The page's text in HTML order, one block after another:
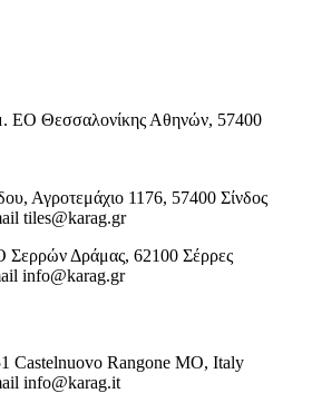
ΕΟ Θεσσαλονίκης Αθηνών, 57400
Αγροτεμάχιο 1176, 57400 Σίνδος
tiles@karag.gr
Σερρών Δράμας, 62100 Σέρρες
info@karag.gr
Castelnuovo Rangone MO, Italy
info@karag.it